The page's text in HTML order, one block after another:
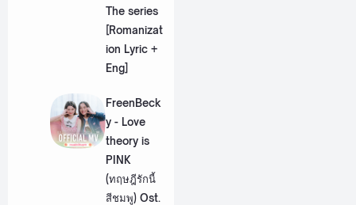
The series
[Romanizat
ion Lyric +
Eng]
FreenBeck
y - Love
theory is
PINK
(ทฤษฎีรักนี้
สีชมพู) Ost.